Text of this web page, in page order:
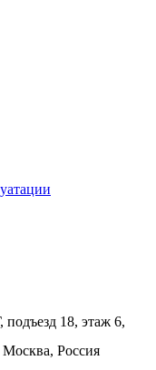
18, этаж 6,
Россия